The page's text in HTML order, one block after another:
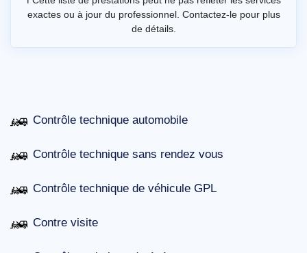
exactes ou à jour du professionnel. Contactez-le pour plus
de détails.
Contrôle technique automobile
Contrôle technique sans rendez vous
Contrôle technique de véhicule GPL
Contre visite